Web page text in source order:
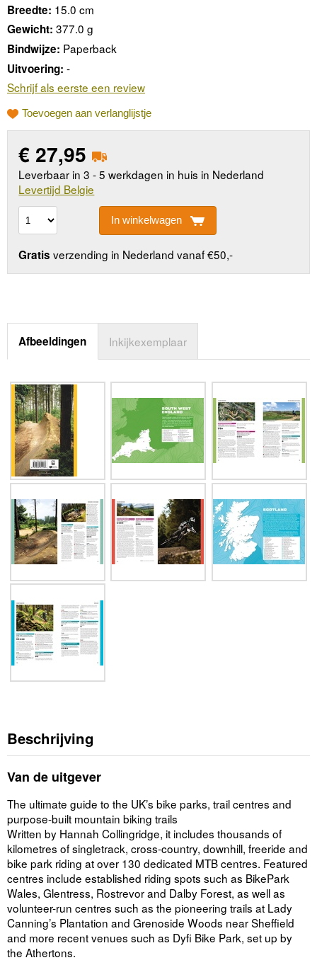
Breedte: 15.0 cm
Gewicht: 377.0 g
Bindwijze: Paperback
Uitvoering: -
Schrijf als eerste een review
Toevoegen aan verlanglijstje
€ 27,95
Leverbaar in 3 - 5 werkdagen in huis in Nederland
Levertijd Belgie
In winkelwagen
Gratis verzending in Nederland vanaf €50,-
Afbeeldingen Inkijkexemplaar
Beschrijving
Van de uitgever
The ultimate guide to the UK’s bike parks, trail centres and
purpose-built mountain biking trails
Written by Hannah Collingridge, it includes thousands of
kilometres of singletrack, cross-country, downhill, freeride and
bike park riding at over 130 dedicated MTB centres. Featured
centres include established riding spots such as BikePark
Wales, Glentress, Rostrevor and Dalby Forest, as well as
volunteer-run centres such as the pioneering trails at Lady
Canning’s Plantation and Grenoside Woods near Sheffield
and more recent venues such as Dyfi Bike Park, set up by
the Athertons.